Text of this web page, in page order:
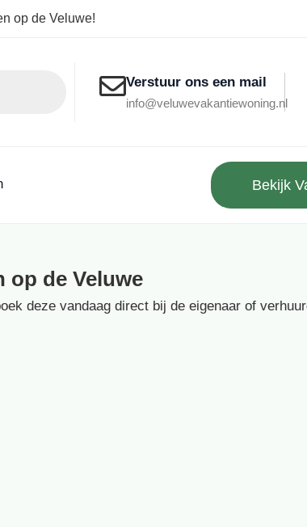
op de Veluwe!
Verstuur ons een mail
info@veluwevakantiewoning.nl
Bekijk
op de Veluwe
deze vandaag direct bij de eigenaar of